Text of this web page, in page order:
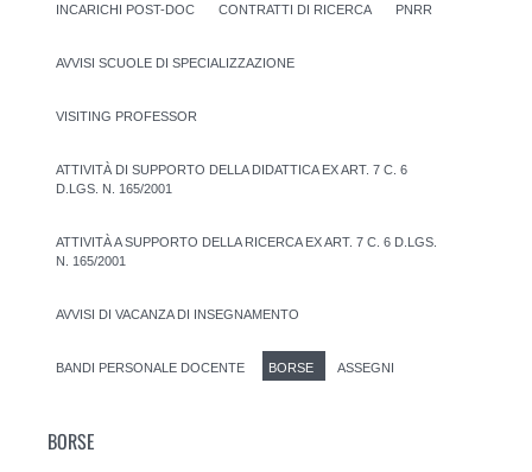
INCARICHI POST-DOC CONTRATTI DI RICERCA PNRR
AVVISI SCUOLE DI SPECIALIZZAZIONE
VISITING PROFESSOR
ATTIVITÀ DI SUPPORTO DELLA DIDATTICA EX ART. 7 C. 6
D.LGS. N. 165/2001
ATTIVITÀ A SUPPORTO DELLA RICERCA EX ART. 7 C. 6 D.LGS.
N. 165/2001
AVVISI DI VACANZA DI INSEGNAMENTO
BANDI PERSONALE DOCENTE BORSE ASSEGNI
BORSE